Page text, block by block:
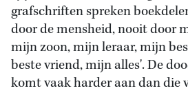
grafschriften spreken
door de mensheid, nooit door
mijn zoon, mijn leraar, mijn
beste vriend, mijn alles'. De
komt vaak harder aan dan die